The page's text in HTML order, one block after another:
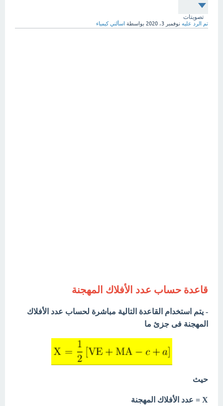
تصويتات
تم الرد عليه نوفمبر 3، 2020 بواسطة اسألني كيمياء
قاعدة حساب عدد الأفلاك المهجنة
- يتم استخدام القاعدة التالية مباشرة لحساب عدد الأفلاك
المهجنة فى جزئ ما
حيث
X = عدد الأفلاك المهجنة